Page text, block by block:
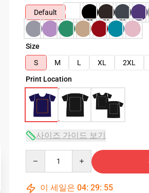
Default
Size
S
M L XL 2XL
Print Location
사이즈 가이드 보기
이 세일은 04: 29: 54